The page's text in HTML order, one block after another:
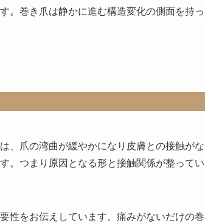
。巻き爪は静かに進む構造変化の側面を持っ
、爪の湾曲が緩やかになり皮膚との接触がな
。つまり原因となる形と接触関係が整ってい
性をお伝えしています。痛みがないだけの巻